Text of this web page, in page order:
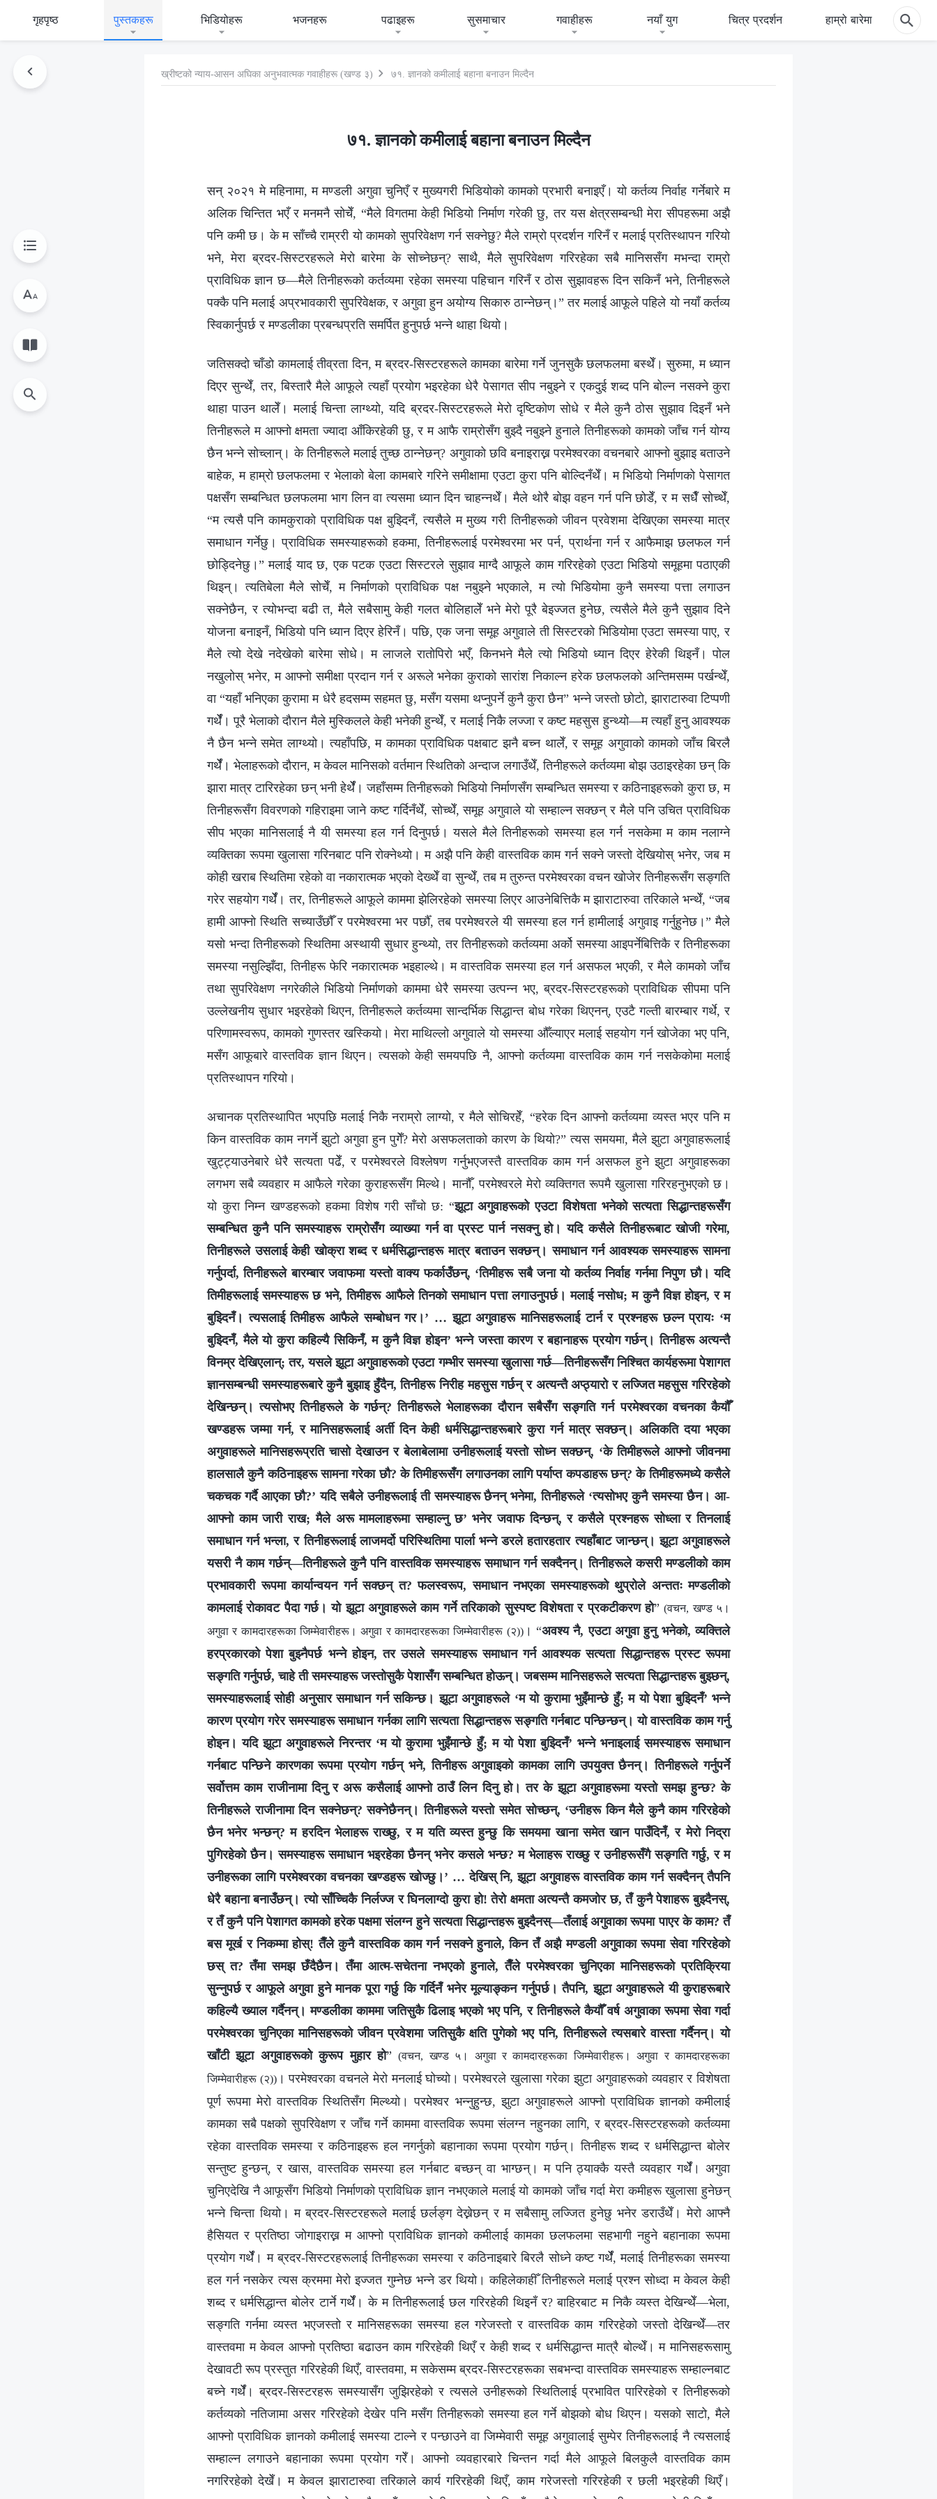
गृहपृष्ठ पुस्तकहरू भिडियोहरू भजनहरू पढाइहरू सुसमाचार गवाहीहरू नयाँ युग चित्र प्रदर्शन हाम्रो बारेमा
ख्रीष्‍टको न्याय-आसन अघिका अनुभवात्मक गवाहीहरू (खण्ड ३) ७१. ज्ञानको कमीलाई बहाना बनाउन मिल्दैन
७१. ज्ञानको कमीलाई बहाना बनाउन मिल्दैन
सन् २०२१ मे महिनामा, म मण्डली अगुवा चुनिएँ र मुख्यगरी भिडियोको कामको प्रभारी बनाइएँ। यो कर्तव्य निर्वाह गर्नेबारे म
अलिक चिन्तित भएँ र मनमनै सोचेँ, “मैले विगतमा केही भिडियो निर्माण गरेकी छु, तर यस क्षेत्रसम्बन्धी मेरा सीपहरूमा अझै
पनि कमी छ। के म साँच्चै राम्ररी यो कामको सुपरिवेक्षण गर्न सक्नेछु? मैले राम्रो प्रदर्शन गरिनँ र मलाई प्रतिस्थापन गरियो
भने, मेरा ब्रदर-सिस्टरहरूले मेरो बारेमा के सोच्नेछन्? साथै, मैले सुपरिवेक्षण गरिरहेका सबै मानिससँग मभन्दा राम्रो
प्राविधिक ज्ञान छ—मैले तिनीहरूको कर्तव्यमा रहेका समस्या पहिचान गरिनँ र ठोस सुझावहरू दिन सकिनँ भने, तिनीहरूले
पक्कै पनि मलाई अप्रभावकारी सुपरिवेक्षक, र अगुवा हुन अयोग्य सिकारु ठान्नेछन्।” तर मलाई आफूले पहिले यो नयाँ कर्तव्य
स्विकार्नुपर्छ र मण्डलीका प्रबन्धप्रति समर्पित हुनुपर्छ भन्‍ने थाहा थियो।
जतिसक्दो चाँडो कामलाई तीव्रता दिन, म ब्रदर-सिस्टरहरूले कामका बारेमा गर्ने जुनसुकै छलफलमा बस्थेँ। सुरुमा, म ध्यान
दिएर सुन्थेँ, तर, बिस्तारै मैले आफूले त्यहाँ प्रयोग भइरहेका धेरै पेसागत सीप नबुझ्ने र एकदुई शब्द पनि बोल्न नसक्ने कुरा
थाहा पाउन थालेँ। मलाई चिन्ता लाग्थ्यो, यदि ब्रदर-सिस्टरहरूले मेरो दृष्टिकोण सोधे र मैले कुनै ठोस सुझाव दिइनँ भने
तिनीहरूले म आफ्नो क्षमता ज्यादा आँकिरहेकी छु, र म आफै राम्रोसँग बुझ्दै नबुझ्ने हुनाले तिनीहरूको कामको जाँच गर्न योग्य
छैन भन्‍ने सोच्लान्। के तिनीहरूले मलाई तुच्छ ठान्नेछन्? अगुवाको छवि बनाइराख्न परमेश्‍वरका वचनबारे आफ्नो बुझाइ बताउने
बाहेक, म हाम्रो छलफलमा र भेलाको बेला कामबारे गरिने समीक्षामा एउटा कुरा पनि बोल्दिनँथेँ। म भिडियो निर्माणको पेसागत
पक्षसँग सम्बन्धित छलफलमा भाग लिन वा त्यसमा ध्यान दिन चाहन्नथेँ। मैले थोरै बोझ वहन गर्न पनि छोडेँ, र म सधैँ सोच्थेँ,
“म त्यसै पनि कामकुराको प्राविधिक पक्ष बुझ्दिनँ, त्यसैले म मुख्य गरी तिनीहरूको जीवन प्रवेशमा देखिएका समस्या मात्र
समाधान गर्नेछु। प्राविधिक समस्याहरूको हकमा, तिनीहरूलाई परमेश्‍वरमा भर पर्न, प्रार्थना गर्न र आफैमाझ छलफल गर्न
छोड्दिनेछु।” मलाई याद छ, एक पटक एउटा सिस्टरले सुझाव माग्दै आफूले काम गरिरहेको एउटा भिडियो समूहमा पठाएकी
थिइन्। त्यतिबेला मैले सोचेँ, म निर्माणको प्राविधिक पक्ष नबुझ्ने भएकाले, म त्यो भिडियोमा कुनै समस्या पत्ता लगाउन
सक्नेछैन, र त्योभन्दा बढी त, मैले सबैसामु केही गलत बोलिहालेँ भने मेरो पूरै बेइज्जत हुनेछ, त्यसैले मैले कुनै सुझाव दिने
योजना बनाइनँ, भिडियो पनि ध्यान दिएर हेरिनँ। पछि, एक जना समूह अगुवाले ती सिस्टरको भिडियोमा एउटा समस्या पाए, र
मैले त्यो देखे नदेखेको बारेमा सोधे। म लाजले रातोपिरो भएँ, किनभने मैले त्यो भिडियो ध्यान दिएर हेरेकी थिइनँ। पोल
नखुलोस् भनेर, म आफ्नो समीक्षा प्रदान गर्न र अरूले भनेका कुराको सारांश निकाल्न हरेक छलफलको अन्तिमसम्म पर्खन्थेँ,
वा “यहाँ भनिएका कुरामा म धेरै हदसम्म सहमत छु, मसँग यसमा थप्नुपर्ने कुनै कुरा छैन” भन्ने जस्तो छोटो, झाराटारुवा टिप्पणी
गर्थेँ। पूरै भेलाको दौरान मैले मुस्किलले केही भनेकी हुन्थेँ, र मलाई निकै लज्जा र कष्ट महसुस हुन्थ्यो—म त्यहाँ हुनु आवश्यक
नै छैन भन्‍ने समेत लाग्थ्यो। त्यहाँपछि, म कामका प्राविधिक पक्षबाट झनै बच्न थालेँ, र समूह अगुवाको कामको जाँच बिरलै
गर्थेँ। भेलाहरूको दौरान, म केवल मानिसको वर्तमान स्थितिको अन्दाज लगाउँथेँ, तिनीहरूले कर्तव्यमा बोझ उठाइरहेका छन् कि
झारा मात्र टारिरहेका छन् भनी हेर्थेँ। जहाँसम्म तिनीहरूको भिडियो निर्माणसँग सम्बन्धित समस्या र कठिनाइहरूको कुरा छ, म
तिनीहरूसँग विवरणको गहिराइमा जाने कष्ट गर्दिनँथेँ, सोच्थेँ, समूह अगुवाले यो सम्हाल्न सक्छन् र मैले पनि उचित प्राविधिक
सीप भएका मानिसलाई नै यी समस्या हल गर्न दिनुपर्छ। यसले मैले तिनीहरूको समस्या हल गर्न नसकेमा म काम नलाग्ने
व्यक्तिका रूपमा खुलासा गरिनबाट पनि रोक्नेथ्यो। म अझै पनि केही वास्तविक काम गर्न सक्ने जस्तो देखियोस् भनेर, जब म
कोही खराब स्थितिमा रहेको वा नकारात्मक भएको देख्थेँ वा सुन्थेँ, तब म तुरुन्त परमेश्‍वरका वचन खोजेर तिनीहरूसँग सङ्गति
गरेर सहयोग गर्थेँ। तर, तिनीहरूले आफूले काममा झेलिरहेको समस्या लिएर आउनेबित्तिकै म झाराटारुवा तरिकाले भन्थेँ, “जब
हामी आफ्नो स्थिति सच्याउँछौँ र परमेश्‍वरमा भर पर्छौँ, तब परमेश्‍वरले यी समस्या हल गर्न हामीलाई अगुवाइ गर्नुहुनेछ।” मैले
यसो भन्दा तिनीहरूको स्थितिमा अस्थायी सुधार हुन्थ्यो, तर तिनीहरूको कर्तव्यमा अर्को समस्या आइपर्नेबित्तिकै र तिनीहरूका
समस्या नसुल्झिँदा, तिनीहरू फेरि नकारात्मक भइहाल्थे। म वास्तविक समस्या हल गर्न असफल भएकी, र मैले कामको जाँच
तथा सुपरिवेक्षण नगरेकीले भिडियो निर्माणको काममा धेरै समस्या उत्पन्न भए, ब्रदर-सिस्टरहरूको प्राविधिक सीपमा पनि
उल्लेखनीय सुधार भइरहेको थिएन, तिनीहरूले कर्तव्यमा सान्दर्भिक सिद्धान्त बोध गरेका थिएनन्, एउटै गल्ती बारम्बार गर्थे, र
परिणामस्वरूप, कामको गुणस्तर खस्कियो। मेरा माथिल्लो अगुवाले यो समस्या औँल्याएर मलाई सहयोग गर्न खोजेका भए पनि,
मसँग आफूबारे वास्तविक ज्ञान थिएन। त्यसको केही समयपछि नै, आफ्नो कर्तव्यमा वास्तविक काम गर्न नसकेकोमा मलाई
प्रतिस्थापन गरियो।
अचानक प्रतिस्थापित भएपछि मलाई निकै नराम्रो लाग्यो, र मैले सोचिरहेँ, “हरेक दिन आफ्नो कर्तव्यमा व्यस्त भएर पनि म
किन वास्तविक काम नगर्ने झुटो अगुवा हुन पुगेँ? मेरो असफलताको कारण के थियो?” त्यस समयमा, मैले झुटा अगुवाहरूलाई
खुट्ट्याउनेबारे धेरै सत्यता पढेँ, र परमेश्‍वरले विश्लेषण गर्नुभएजस्तै वास्तविक काम गर्न असफल हुने झुटा अगुवाहरूका
लगभग सबै व्यवहार म आफैले गरेका कुराहरूसँग मिल्थे। मानौँ, परमेश्‍वरले मेरो व्यक्तिगत रूपमै खुलासा गरिरहनुभएको छ।
यो कुरा निम्न खण्डहरूको हकमा विशेष गरी साँचो छ: “झूटा अगुवाहरूको एउटा विशेषता भनेको सत्यता सिद्धान्तहरूसँग
सम्बन्धित कुनै पनि समस्याहरू राम्रोसँग व्याख्या गर्न वा प्रस्ट पार्न नसक्नु हो। यदि कसैले तिनीहरूबाट खोजी गरेमा,
तिनीहरूले उसलाई केही खोक्रा शब्द र धर्मसिद्धान्तहरू मात्र बताउन सक्छन्। समाधान गर्न आवश्यक समस्याहरू सामना
गर्नुपर्दा, तिनीहरूले बारम्बार जवाफमा यस्तो वाक्य फर्काउँछन्, ‘तिमीहरू सबै जना यो कर्तव्य निर्वाह गर्नमा निपुण छौ। यदि
तिमीहरूलाई समस्याहरू छ भने, तिमीहरू आफैले तिनको समाधान पत्ता लगाउनुपर्छ। मलाई नसोध; म कुनै विज्ञ होइन, र म
बुझ्दिनँ। त्यसलाई तिमीहरू आफैले सम्बोधन गर।’ … झूटा अगुवाहरू मानिसहरूलाई टार्न र प्रश्नहरू छल्न प्रायः ‘म
बुझ्दिनँ, मैले यो कुरा कहिल्यै सिकिनँ, म कुनै विज्ञ होइन’ भन्‍ने जस्ता कारण र बहानाहरू प्रयोग गर्छन्। तिनीहरू अत्यन्तै
विनम्र देखिएलान्; तर, यसले झूटा अगुवाहरूको एउटा गम्भीर समस्या खुलासा गर्छ—तिनीहरूसँग निश्चित कार्यहरूमा पेशागत
ज्ञानसम्बन्धी समस्याहरूबारे कुनै बुझाइ हुँदैन, तिनीहरू निरीह महसुस गर्छन् र अत्यन्तै अप्ठ्यारो र लज्जित महसुस गरिरहेको
देखिन्छन्। त्यसोभए तिनीहरूले के गर्छन्? तिनीहरूले भेलाहरूका दौरान सबैसँग सङ्गति गर्न परमेश्‍वरका वचनका कैयौँ
खण्डहरू जम्मा गर्न, र मानिसहरूलाई अर्ती दिन केही धर्मसिद्धान्तहरूबारे कुरा गर्न मात्र सक्छन्। अलिकति दया भएका
अगुवाहरूले मानिसहरूप्रति चासो देखाउन र बेलाबेलामा उनीहरूलाई यस्तो सोध्न सक्छन्, ‘के तिमीहरूले आफ्नो जीवनमा
हालसालै कुनै कठिनाइहरू सामना गरेका छौ? के तिमीहरूसँग लगाउनका लागि पर्याप्त कपडाहरू छन्? के तिमीहरूमध्ये कसैले
चकचक गर्दै आएका छौ?’ यदि सबैले उनीहरूलाई ती समस्याहरू छैनन् भनेमा, तिनीहरूले ‘त्यसोभए कुनै समस्या छैन। आ-
आफ्नो काम जारी राख; मैले अरू मामलाहरूमा सम्हाल्नु छ’ भनेर जवाफ दिन्छन्, र कसैले प्रश्नहरू सोध्ला र तिनलाई
समाधान गर्न भन्ला, र तिनीहरूलाई लाजमर्दो परिस्थितिमा पार्ला भन्‍ने डरले हतारहतार त्यहाँबाट जान्छन्। झूटा अगुवाहरूले
यसरी नै काम गर्छन्—तिनीहरूले कुनै पनि वास्तविक समस्याहरू समाधान गर्न सक्दैनन्। तिनीहरूले कसरी मण्डलीको काम
प्रभावकारी रूपमा कार्यान्वयन गर्न सक्छन् त? फलस्वरूप, समाधान नभएका समस्याहरूको थुप्रोले अन्ततः मण्डलीको
कामलाई रोकावट पैदा गर्छ। यो झूटा अगुवाहरूले काम गर्ने तरिकाको सुस्पष्ट विशेषता र प्रकटीकरण हो”(वचन, खण्ड ५।
अगुवा र कामदारहरूका जिम्‍मेवारीहरू। अगुवा र कामदारहरूका जिम्‍मेवारीहरू (२))। “अवश्य नै, एउटा अगुवा हुनु भनेको, व्यक्तिले
हरप्रकारको पेशा बुझ्नैपर्छ भन्‍ने होइन, तर उसले समस्याहरू समाधान गर्न आवश्यक सत्यता सिद्धान्तहरू प्रस्ट रूपमा
सङ्गति गर्नुपर्छ, चाहे ती समस्याहरू जस्तोसुकै पेशासँग सम्बन्धित होऊन्। जबसम्म मानिसहरूले सत्यता सिद्धान्तहरू बुझ्छन्,
समस्याहरूलाई सोही अनुसार समाधान गर्न सकिन्छ। झूटा अगुवाहरूले ‘म यो कुरामा भुइँमान्छे हुँ; म यो पेशा बुझ्दिनँ’ भन्‍ने
कारण प्रयोग गरेर समस्याहरू समाधान गर्नका लागि सत्यता सिद्धान्तहरू सङ्गति गर्नबाट पन्छिन्छन्। यो वास्तविक काम गर्नु
होइन। यदि झूटा अगुवाहरूले निरन्तर ‘म यो कुरामा भुइँमान्छे हुँ; म यो पेशा बुझ्दिनँ’ भन्‍ने भनाइलाई समस्याहरू समाधान
गर्नबाट पन्छिने कारणका रूपमा प्रयोग गर्छन् भने, तिनीहरू अगुवाइको कामका लागि उपयुक्त छैनन्। तिनीहरूले गर्नुपर्ने
सर्वोत्तम काम राजीनामा दिनु र अरू कसैलाई आफ्नो ठाउँ लिन दिनु हो। तर के झूटा अगुवाहरूमा यस्तो समझ हुन्छ? के
तिनीहरूले राजीनामा दिन सक्नेछन्? सक्नेछैनन्। तिनीहरूले यस्तो समेत सोच्छन्, ‘उनीहरू किन मैले कुनै काम गरिरहेको
छैन भनेर भन्छन्? म हरदिन भेलाहरू राख्छु, र म यति व्यस्त हुन्छु कि समयमा खाना समेत खान पाउँदिनँ, र मेरो निद्रा
पुगिरहेको छैन। समस्याहरू समाधान भइरहेका छैनन् भनेर कसले भन्छ? म भेलाहरू राख्छु र उनीहरूसँगै सङ्गति गर्छु, र म
उनीहरूका लागि परमेश्‍वरका वचनका खण्डहरू खोज्छु।’ … देखिस् नि, झूटा अगुवाहरू वास्तविक काम गर्न सक्दैनन् तैपनि
धेरै बहाना बनाउँछन्। त्यो साँच्चिकै निर्लज्ज र घिनलाग्दो कुरा हो! तेरो क्षमता अत्यन्तै कमजोर छ, तँ कुनै पेशाहरू बुझ्दैनस्,
र तँ कुनै पनि पेशागत कामको हरेक पक्षमा संलग्न हुने सत्यता सिद्धान्तहरू बुझ्दैनस्—तँलाई अगुवाका रूपमा पाएर के काम? तँ
बस मूर्ख र निकम्मा होस्! तैँले कुनै वास्तविक काम गर्न नसक्ने हुनाले, किन तँ अझै मण्डली अगुवाका रूपमा सेवा गरिरहेको
छस् त? तँमा समझ छँदैछैन। तँमा आत्म-सचेतना नभएको हुनाले, तैँले परमेश्‍वरका चुनिएका मानिसहरूको प्रतिक्रिया
सुन्‍नुपर्छ र आफूले अगुवा हुने मानक पूरा गर्छु कि गर्दिनँ भनेर मूल्याङ्कन गर्नुपर्छ। तैपनि, झूटा अगुवाहरूले यी कुराहरूबारे
कहिल्यै ख्याल गर्दैनन्। मण्डलीका काममा जतिसुकै ढिलाइ भएको भए पनि, र तिनीहरूले कैयौँ वर्ष अगुवाका रूपमा सेवा गर्दा
परमेश्‍वरका चुनिएका मानिसहरूको जीवन प्रवेशमा जतिसुकै क्षति पुगेको भए पनि, तिनीहरूले त्यसबारे वास्ता गर्दैनन्। यो
खाँटी झूटा अगुवाहरूको कुरूप मुहार हो”(वचन, खण्ड ५। अगुवा र कामदारहरूका जिम्‍मेवारीहरू। अगुवा र कामदारहरूका
जिम्‍मेवारीहरू (२))। परमेश्‍वरका वचनले मेरो मनलाई घोच्यो। परमेश्‍वरले खुलासा गरेका झुटा अगुवाहरूको व्यवहार र विशेषता
पूर्ण रूपमा मेरो वास्तविक स्थितिसँग मिल्थ्यो। परमेश्‍वर भन्नुहुन्छ, झुटा अगुवाहरूले आफ्नो प्राविधिक ज्ञानको कमीलाई
कामका सबै पक्षको सुपरिवेक्षण र जाँच गर्ने काममा वास्तविक रूपमा संलग्न नहुनका लागि, र ब्रदर-सिस्टरहरूको कर्तव्यमा
रहेका वास्तविक समस्या र कठिनाइहरू हल नगर्नुको बहानाका रूपमा प्रयोग गर्छन्। तिनीहरू शब्द र धर्मसिद्धान्त बोलेर
सन्तुष्ट हुन्छन्, र खास, वास्तविक समस्या हल गर्नबाट बच्छन् वा भाग्छन्। म पनि ठ्याक्कै यस्तै व्यवहार गर्थेँ। अगुवा
चुनिएदेखि नै आफूसँग भिडियो निर्माणको प्राविधिक ज्ञान नभएकाले मलाई यो कामको जाँच गर्दा मेरा कमीहरू खुलासा हुनेछन्
भन्ने चिन्ता थियो। म ब्रदर-सिस्टरहरूले मलाई छर्लङ्ग देख्नेछन् र म सबैसामु लज्जित हुनेछु भनेर डराउँथेँ। मेरो आफ्नै
हैसियत र प्रतिष्ठा जोगाइराख्न म आफ्नो प्राविधिक ज्ञानको कमीलाई कामका छलफलमा सहभागी नहुने बहानाका रूपमा
प्रयोग गर्थेँ। म ब्रदर-सिस्टरहरूलाई तिनीहरूका समस्या र कठिनाइबारे बिरलै सोध्ने कष्ट गर्थेँ, मलाई तिनीहरूका समस्या
हल गर्न नसकेर त्यस क्रममा मेरो इज्जत गुम्नेछ भन्‍ने डर थियो। कहिलेकाहीँ तिनीहरूले मलाई प्रश्न सोध्दा म केवल केही
शब्द र धर्मसिद्धान्त बोलेर टार्ने गर्थेँ। के म तिनीहरूलाई छल गरिरहेकी थिइनँ र? बाहिरबाट म निकै व्यस्त देखिन्थेँ—भेला,
सङ्गति गर्नमा व्यस्त भएजस्तो र मानिसहरूका समस्या हल गरेजस्तो र वास्तविक काम गरिरहेको जस्तो देखिन्थेँ—तर
वास्तवमा म केवल आफ्नो प्रतिष्ठा बढाउन काम गरिरहेकी थिएँ र केही शब्द र धर्मसिद्धान्त मात्रै बोल्थेँ। म मानिसहरूसामु
देखावटी रूप प्रस्तुत गरिरहेकी थिएँ, वास्तवमा, म सकेसम्म ब्रदर-सिस्टरहरूका सबभन्दा वास्तविक समस्याहरू सम्हाल्नबाट
बच्ने गर्थेँ। ब्रदर-सिस्टरहरू समस्यासँग जुझिरहेको र त्यसले उनीहरूको स्थितिलाई प्रभावित पारिरहेको र तिनीहरूको
कर्तव्यको नतिजामा असर गरिरहेको देखेर पनि मसँग तिनीहरूको समस्या हल गर्ने बोझको बोध थिएन। यसको साटो, मैले
आफ्नो प्राविधिक ज्ञानको कमीलाई समस्या टाल्ने र पन्छाउने वा जिम्मेवारी समूह अगुवालाई सुम्पेर तिनीहरूलाई नै त्यसलाई
सम्हाल्न लगाउने बहानाका रूपमा प्रयोग गरेँ। आफ्नो व्यवहारबारे चिन्तन गर्दा मैले आफूले बिलकुलै वास्तविक काम
नगरिरहेको देखेँ। म केवल झाराटारुवा तरिकाले कार्य गरिरहेकी थिएँ, काम गरेजस्तो गरिरहेकी र छली भइरहेकी थिएँ।